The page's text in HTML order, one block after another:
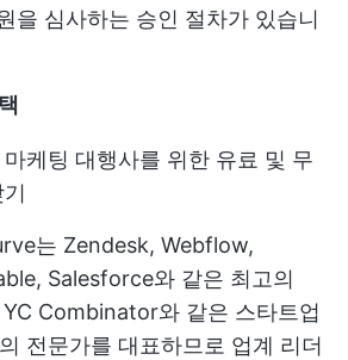
을 심사하는 승인 절차가 있습니
케팅 대행사를 위한 유료 및 무
는 Zendesk, Webflow,
Salesforce와 같은 최고의
Combinator와 같은 스타트업
전문가를 대표하므로 업계 리더